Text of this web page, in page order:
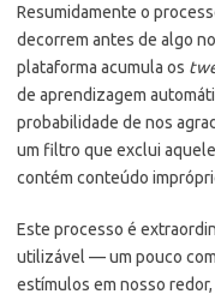
Resumidamente o
decorrem antes de algo
plataforma acumula os
de aprendizagem
probabilidade de nos
um filtro que exclui
contém conteúdo
Este processo é
utilizável — um pouco
estímulos em nosso